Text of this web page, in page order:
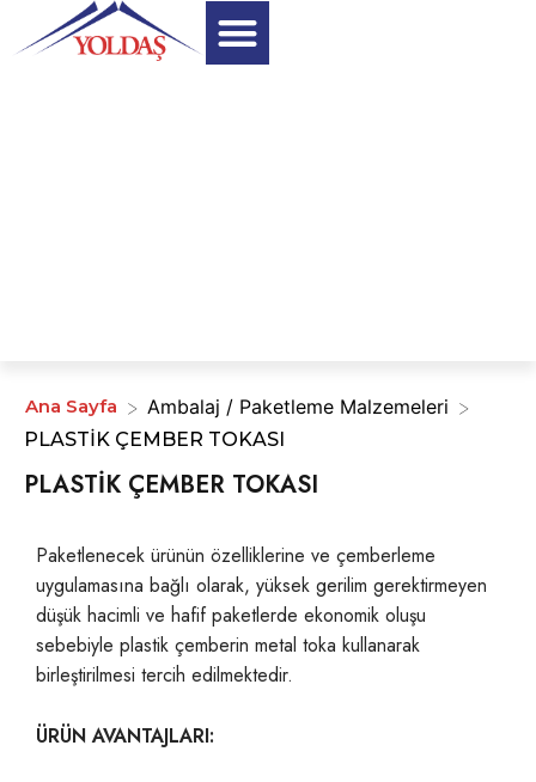
Ana Sayfa > Ambalaj / Paketleme Malzemeleri >
PLASTİK ÇEMBER TOKASI
PLASTİK ÇEMBER TOKASI
Paketlenecek ürünün özelliklerine ve çemberleme
uygulamasına bağlı olarak, yüksek gerilim gerektirmeyen
düşük hacimli ve hafif paketlerde ekonomik oluşu
sebebiyle plastik çemberin metal toka kullanarak
birleştirilmesi tercih edilmektedir.
ÜRÜN AVANTAJLARI: